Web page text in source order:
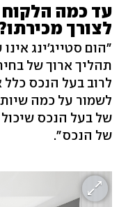
עד כמה הלקוח
לצורך
"הום סטייג'ינג
תהליך ארוך של
לרוב בעל הנכס כלל
לשמור על כמה
של בעל הנכס
של הנכס".